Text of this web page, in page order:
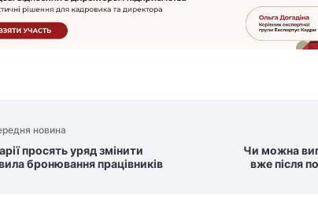
новина
просять уряд змінити
бронювання працівників
Чи можна
вже після